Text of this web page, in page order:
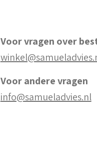
Voor vragen over
Voor andere vragen
info@samueladvies.nl